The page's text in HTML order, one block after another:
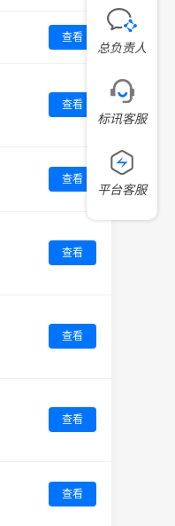
查看
查看
查看
查看
查看
查看
查看
总负责人
标讯客服
平台客服